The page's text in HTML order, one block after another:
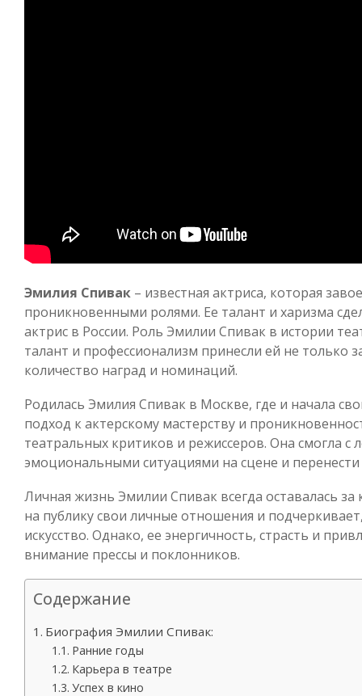
Эмилия Спивак – известная актриса, которая
проникновенными ролями. Ее талант и харизма
актрис в России. Роль Эмилии Спивак в истории
талант и профессионализм принесли ей не только
количество наград и номинаций.
Родилась Эмилия Спивак в Москве, где и начала
подход к актерскому мастерству и
театральных критиков и режиссеров. Она смогла
эмоциональными ситуациями на сцене и перенести
Личная жизнь Эмилии Спивак всегда оставалась
на публику свои личные отношения и
искусство. Однако, ее энергичность, страсть и
внимание прессы и поклонников.
Содержание
Биография Эмилии Спивак:
Ранние годы
Карьера в театре
Успех в кино